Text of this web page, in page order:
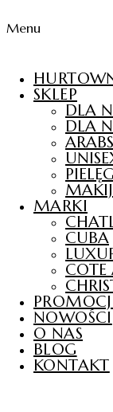
Menu
SKLEP
DLA
DLA
MARKI
CUBA
COTE
NOWOŚCI
O NAS
BLOG
KONTAKT